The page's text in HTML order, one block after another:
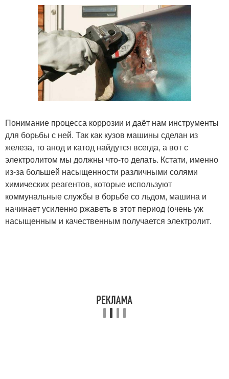
Понимание процесса коррозии и даёт нам инструменты
для борьбы с ней. Так как кузов машины сделан из
железа, то анод и катод найдутся всегда, а вот с
электролитом мы должны что-то делать. Кстати, именно
из-за большей насыщенности различными солями
химических реагентов, которые используют
коммунальные службы в борьбе со льдом, машина и
начинает усиленно ржаветь в этот период (очень уж
насыщенным и качественным получается электролит.